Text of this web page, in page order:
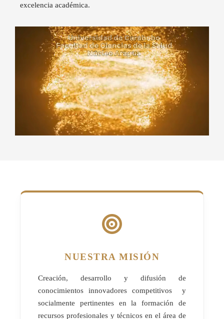
excelencia académica.
NUESTRA MISIÓN
Creación, desarrollo y difusión de
conocimientos innovadores competitivos y
socialmente pertinentes en la formación de
recursos profesionales y técnicos en el área de